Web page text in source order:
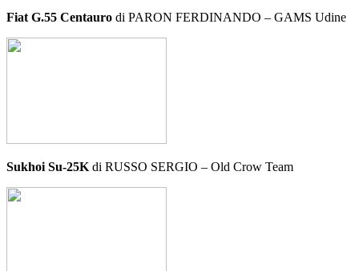
Fiat G.55 Centauro di PARON FERDINANDO – GAMS Udine
Sukhoi Su-25K di RUSSO SERGIO – Old Crow Team